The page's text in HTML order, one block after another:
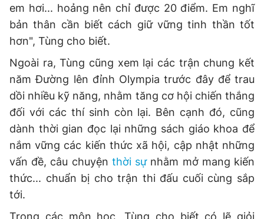
em hơi... hoảng nên chỉ được 20 điểm. Em nghĩ
bản thân cần biết cách giữ vững tinh thần tốt
hơn", Tùng cho biết.
Ngoài ra, Tùng cũng xem lại các trận chung kết
năm Đường lên đỉnh Olympia trước đây để trau
dồi nhiều kỹ năng, nhằm tăng cơ hội chiến thắng
đối với các thí sinh còn lại. Bên cạnh đó, cũng
dành thời gian đọc lại những sách giáo khoa để
nắm vững các kiến thức xã hội, cập nhật những
vấn đề, câu chuyện thời sựnhằm mở mang kiến
thức... chuẩn bị cho trận thi đấu cuối cùng sắp
tới.
Trong các môn học, Tùng cho biết có lẽ giỏi